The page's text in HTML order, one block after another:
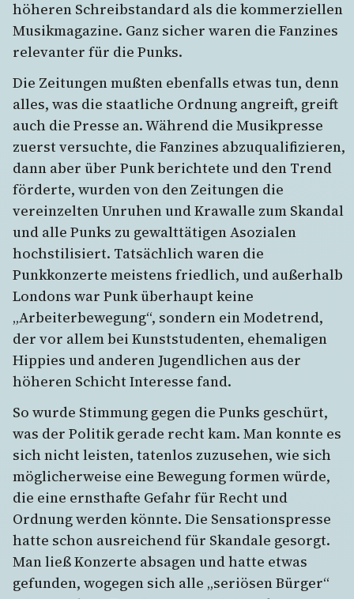
höheren Schreibstandard als die kommerziellen
Musikmagazine. Ganz sicher waren die Fanzines
relevanter für die Punks.
Die Zeitungen mußten ebenfalls etwas tun, denn
alles, was die staatliche Ordnung angreift, greift
auch die Presse an. Während die Musikpresse
zuerst versuchte, die Fanzines abzuqualifizieren,
dann aber über Punk berichtete und den Trend
förderte, wurden von den Zeitungen die
vereinzelten Unruhen und Krawalle zum Skandal
und alle Punks zu gewalttätigen Asozialen
hochstilisiert. Tatsächlich waren die
Punkkonzerte meistens friedlich, und außerhalb
Londons war Punk überhaupt keine
„Arbeiterbewegung“, sondern ein Modetrend,
der vor allem bei Kunststudenten, ehemaligen
Hippies und anderen Jugendlichen aus der
höheren Schicht Interesse fand.
So wurde Stimmung gegen die Punks geschürt,
was der Politik gerade recht kam. Man konnte es
sich nicht leisten, tatenlos zuzusehen, wie sich
möglicherweise eine Bewegung formen würde,
die eine ernsthafte Gefahr für Recht und
Ordnung werden könnte. Die Sensationspresse
hatte schon ausreichend für Skandale gesorgt.
Man ließ Konzerte absagen und hatte etwas
gefunden, wogegen sich alle „seriösen Bürger“